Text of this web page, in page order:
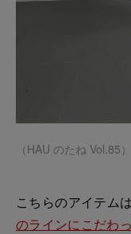
（HAU のたね Vol.85）
こちらのアイテム
のラインにこだわ